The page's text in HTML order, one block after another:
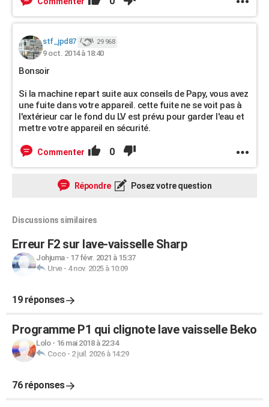
stf_jpd87 29 968
9 oct. 2014 à 18:40
Bonsoir
Si la machine repart suite aux conseils de Papy, vous avez
une fuite dans votre appareil. cette fuite ne se voit pas à
l'extérieur car le fond du LV est prévu pour garder l'eau et
mettre votre appareil en sécurité.
Commenter 0
Répondre Posez votre question
Discussions similaires
Erreur F2 sur lave-vaisselle Sharp
Johjuma- 17 févr. 2021 à 15:37
Urve- 4 nov. 2025 à 10:09
19 réponses
Programme P1 qui clignote lave vaisselle Beko
Lolo- 16 mai 2018 à 22:34
Coco- 2 juil. 2026 à 14:29
76 réponses